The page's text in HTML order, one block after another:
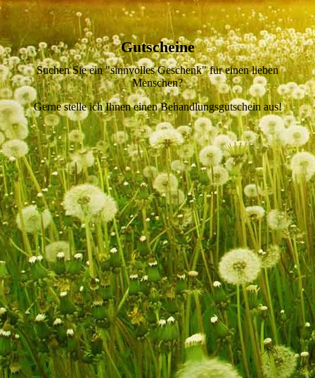
Gutscheine
Suchen Sie ein "sinnvolles Geschenk" für einen lieben
Menschen?
Gerne stelle ich Ihnen einen Behandlungsgutschein aus!